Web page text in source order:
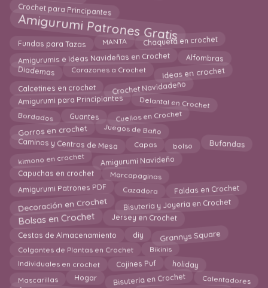
Crochet para Principantes
Amigurumi Patrones Gratis
Fundas para Tazas MANTA Chaqueta en crochet
Amigurumis e Ideas Navideñas en Crochet Alfombras
Diademas Corazones a Crochet Ideas en crochet
Calcetines en crochet Crochet Navidadeño
Amigurumi para Principiantes Delantal en Crochet
Bordados Guantes Cuellos en Crochet
Gorros en crochet Juegos de Baño
Caminos y Centros de Mesa Capas bolso Bufandas
kimono en crochet Amigurumi Navideño
Capuchas en crochet Marcapaginas
Amigurumi Patrones PDF Cazadora Faldas en Crochet
Decoración en Crochet Bisuteria y Joyeria en Crochet
Bolsas en Crochet Jersey en Crochet
Cestas de Almacenamiento diy Grannys Square
Colgantes de Plantas en Crochet Bikinis
Individuales en crochet Cojines Puf holiday
Mascarillas Hogar Bisutería en Crochet Calentadores